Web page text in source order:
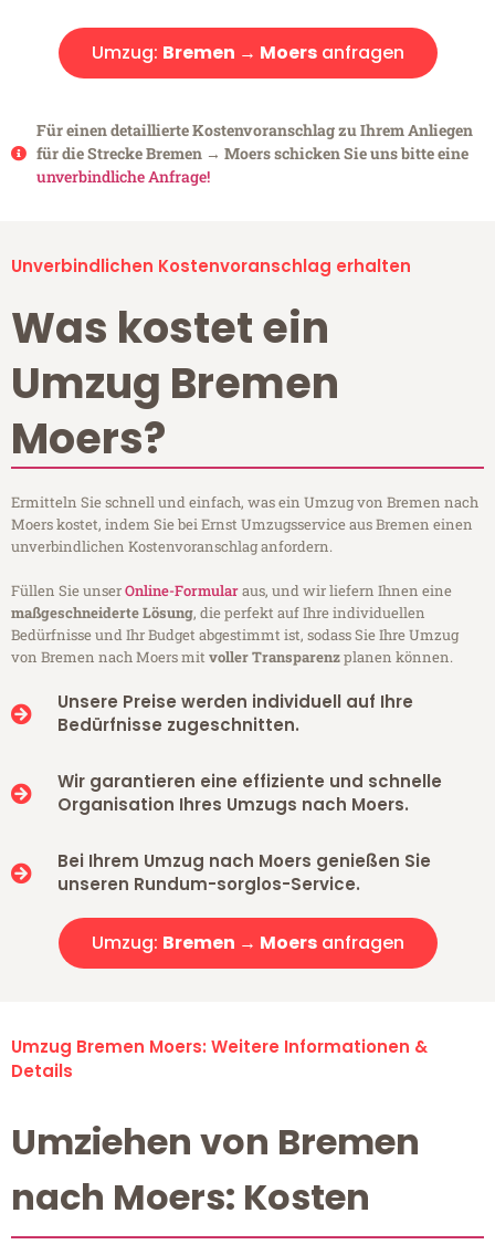
Umzug: Bremen → Moersanfragen
Für einen detaillierte Kostenvoranschlag zu Ihrem Anliegen
für die Strecke Bremen → Moers schicken Sie uns bitte eine
unverbindliche Anfrage!
Unverbindlichen Kostenvoranschlag erhalten
Was kostet ein
Umzug Bremen
Moers?
Ermitteln Sie schnell und einfach, was ein Umzug von Bremen nach
Moers kostet, indem Sie bei Ernst Umzugsservice aus Bremen einen
unverbindlichen Kostenvoranschlag anfordern.
Füllen Sie unserOnline-Formularaus, und wir liefern Ihnen eine
maßgeschneiderte Lösung, die perfekt auf Ihre individuellen
Bedürfnisse und Ihr Budget abgestimmt ist, sodass Sie Ihre Umzug
von Bremen nach Moers mitvoller Transparenzplanen können.
Unsere Preise werden individuell auf Ihre
Bedürfnisse zugeschnitten.
Wir garantieren eine effiziente und schnelle
Organisation Ihres Umzugs nach Moers.
Bei Ihrem Umzug nach Moers genießen Sie
unseren Rundum-sorglos-Service.
Umzug: Bremen → Moersanfragen
Umzug Bremen Moers: Weitere Informationen &
Details
Umziehen von Bremen
nach Moers: Kosten